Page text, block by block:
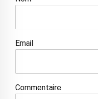
Email
Commentaire